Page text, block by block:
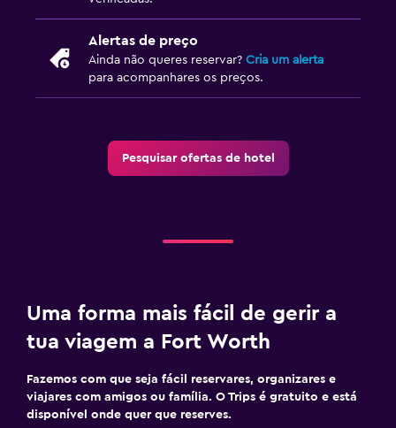
Roupeiro ou armário
Área de trabalho
Cofre para portátil
Cofre
Alertas de preço
Ainda não queres reservar? Cria um alerta
para acompanhares os preços.
Pesquisar ofertas de hotel
Uma forma mais fácil de gerir a
tua viagem a Fort Worth
Fazemos com que seja fácil reservares, organizares e
viajares com amigos ou família. O Trips é gratuito e está
disponível onde quer que reserves.